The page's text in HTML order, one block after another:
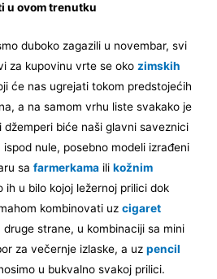
u ovom trenutku
duboko zagazili u novembar, svi
za kupovinu vrte se oko zimskih
će nas ugrejati tokom predstojećih
a na samom vrhu liste svakako je
džemperi biće naši glavni saveznici
nule, posebno modeli izrađeni
safarmerkama ilikožnim
ih u bilo kojoj ležernoj prilici dok
kombinovati uzcigaret
druge strane, u kombinaciji sa mini
za večernje izlaske, a uzpencil
u bukvalno svakoj prilici.